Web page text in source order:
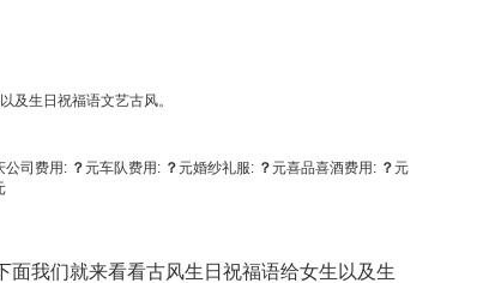
及生日祝福语文艺古风。
公司费用: ？元车队费用: ？元婚纱礼服: ？元喜品喜酒费用: ？元
我们就来看看古风生日祝福语给女生以及生